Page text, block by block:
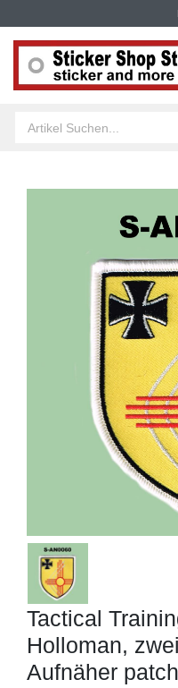
Tactical
Holloman,
Aufnäher patch